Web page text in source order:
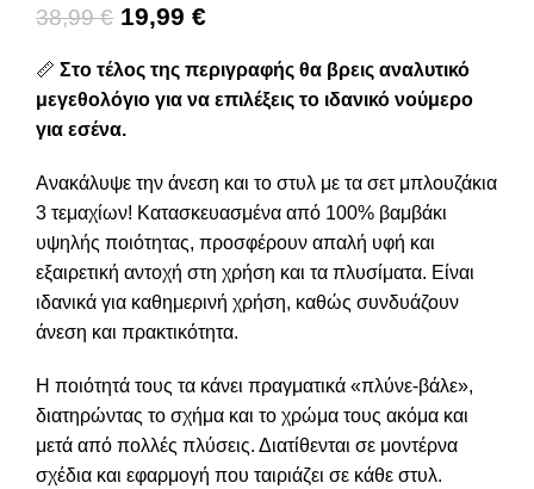
38,99€ 19,99 €
📏 Στο τέλος της περιγραφής θα βρεις αναλυτικό
μεγεθολόγιο για να επιλέξεις το ιδανικό νούμερο
για εσένα.
Ανακάλυψε την άνεση και το στυλ με τα σετ μπλουζάκια
3 τεμαχίων! Κατασκευασμένα από 100% βαμβάκι
υψηλής ποιότητας, προσφέρουν απαλή υφή και
εξαιρετική αντοχή στη χρήση και τα πλυσίματα. Είναι
ιδανικά για καθημερινή χρήση, καθώς συνδυάζουν
άνεση και πρακτικότητα.
Η ποιότητά τους τα κάνει πραγματικά «πλύνε-βάλε»,
διατηρώντας το σχήμα και το χρώμα τους ακόμα και
μετά από πολλές πλύσεις. Διατίθενται σε μοντέρνα
σχέδια και εφαρμογή που ταιριάζει σε κάθε στυλ.